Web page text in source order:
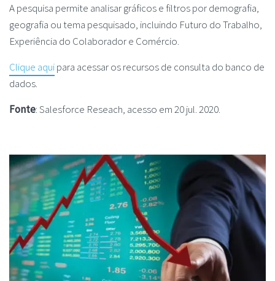
A pesquisa permite analisar gráficos e filtros por demografia,
geografia ou tema pesquisado, incluindo Futuro do Trabalho,
Experiência do Colaborador e Comércio.
Clique aquipara acessar os recursos de consulta do banco de
dados.
Fonte: Salesforce Reseach, acesso em 20 jul. 2020.